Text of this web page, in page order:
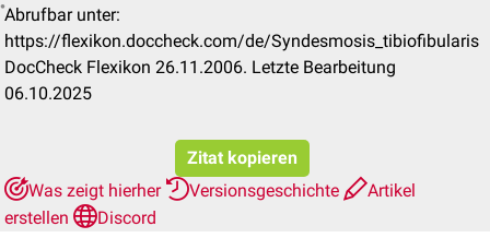
Abrufbar unter:
https://flexikon.doccheck.com/de/Syndesmosis_tibiofibularis
DocCheck Flexikon 26.11.2006. Letzte Bearbeitung
06.10.2025
Zitat kopieren
Was zeigt hierher
Versionsgeschichte
Artikel
erstellen
Discord